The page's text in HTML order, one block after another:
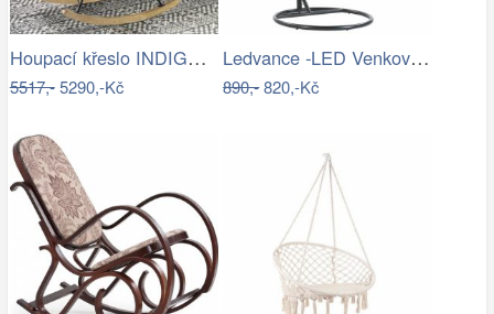
Houpací křeslo INDIGO Halmar
5517,-5290,-Kč
Ledvance -LED Venkovní nástěnné…
890,-820,-Kč